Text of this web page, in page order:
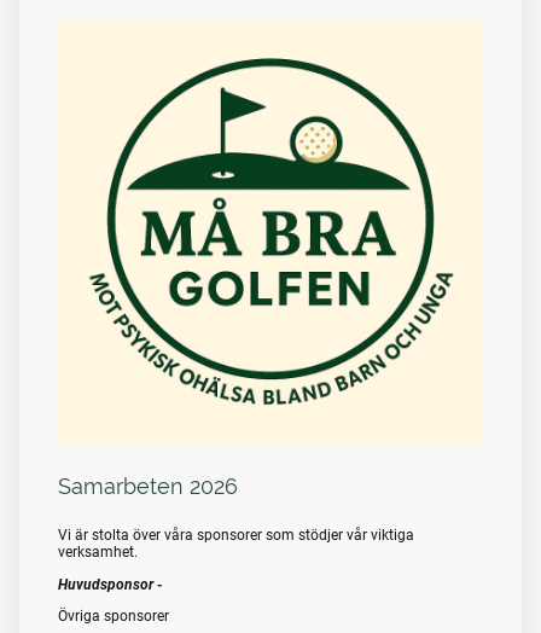
Samarbeten 2026
Vi är stolta över våra sponsorer som stödjer vår viktiga
verksamhet.
Huvudsponsor -
Övriga sponsorer